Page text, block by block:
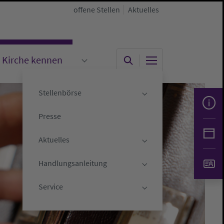
Kirche kennen
Stellenbörse
Submenu for
Presse
Aktuelles
Submenu for
Handlungsanleitung
Submenu for
Service
Submenu for
offene Stellen Aktuelles